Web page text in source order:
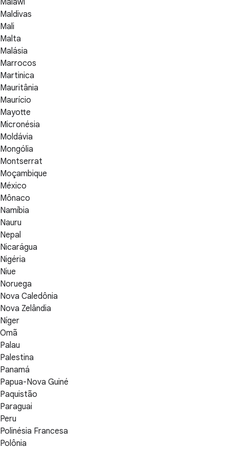
Maldivas
Mali
Malta
Malásia
Marrocos
Martinica
Mauritânia
Maurício
Mayotte
Micronésia
Moldávia
Mongólia
Montserrat
Moçambique
México
Mônaco
Namíbia
Nauru
Nepal
Nicarágua
Nigéria
Niue
Noruega
Nova Caledônia
Nova Zelândia
Níger
Omã
Palau
Palestina
Panamá
Papua-Nova Guiné
Paquistão
Paraguai
Peru
Polinésia Francesa
Polônia